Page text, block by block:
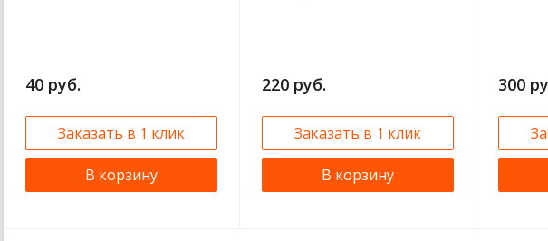
40 руб.
Заказать в 1 клик
В корзину
220 руб.
Заказать в 1 клик
В корзину
300